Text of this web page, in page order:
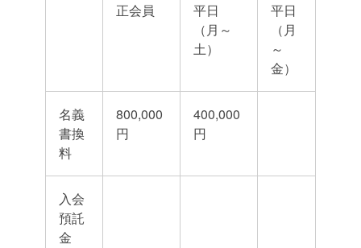
正会員
平日
（月～
土）
平日
（月
～
金）
名義
書換
料
800,000
円
400,000
円
入会
預託
金